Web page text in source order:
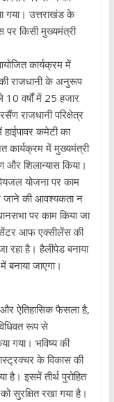
गया। उत्तराखंड के
पर किसी मुख्यमंत्री
कार्यक्रम में
राजधानी के अनुरूप
वर्षों में 25 हजार
राजधानी परिक्षेत्र
कमेटी का
कार्यक्रम में मुख्यमंत्री
और शिलान्यास किया।
योजना पर काम
जाने की आवश्यकता न
पर काम किया जा
सेंटर आफ एक्सीलेंस की
रहा है। हैलीपेड बनाया
बनाया जाएगा।
ऐतिहासिक फैसला है,
रूप से
गया। भविष्य की
के विकास की
है। इसमें तीर्थ पुरोहित
सुरक्षित रखा गया है।